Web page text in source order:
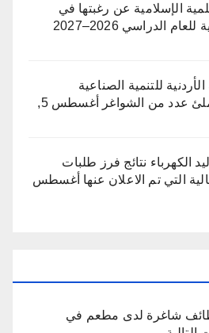
الإسلامية عن رغبتها في
الدراسي 2026–2027
للتنمية الصناعية
عدد من الشواغر
أغسطس 5,
الكهرباء نتائج فرز طلبات
التي تم الاعلان عنها أغسطس
شاغرة لدى مطعم في